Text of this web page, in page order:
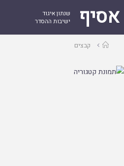
אסיף
שנתון איגוד
ישיבות ההסדר
עמודקבצים